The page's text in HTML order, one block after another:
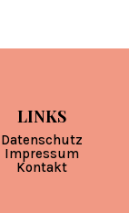
LINKS
Datenschutz
Impressum
Kontakt